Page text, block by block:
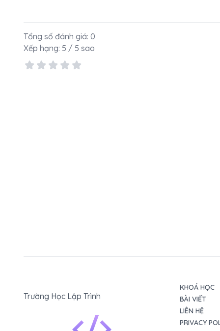
Tổng số đánh giá: 0
Xếp hạng: 5 / 5 sao
Trường Học Lập Trình
KHOÁ HỌC
BÀI VIẾT
LIÊN HỆ
PRIVACY